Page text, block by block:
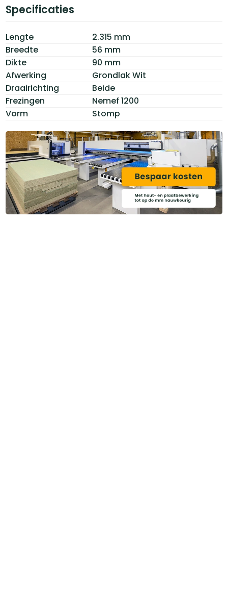
Specificaties
Lengte
2.315 mm
Breedte
56 mm
Dikte
90 mm
Afwerking
Grondlak Wit
Draairichting
Beide
Frezingen
Nemef 1200
Vorm
Stomp